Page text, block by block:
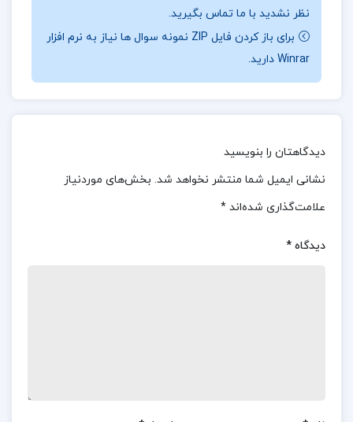
در بخشی از کتاب ژن خودخواه ریچارد داوکینز
بگیریم، چون ما خودخواه به دنیا می آییم. بیایید درک
کنیم که ژن های خودخواهمان قصد انجام چه کاری را
هستیم؛ روبات هایی که برنامه ریزی شده اند تا به
نظر نشدید با ما تماس بگیرید.
برای باز کردن فایل ZIP نمونه سوال ها نیاز به نرم افزار
Winrar دارید.
دیدگاهتان را بنویسید
نشانی ایمیل شما منتشر نخواهد شد. بخش‌های موردنیاز
علامت‌گذاری شده‌اند *
دیدگاه *